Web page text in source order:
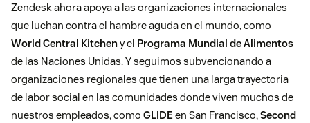
Zendesk ahora apoya a las organizaciones internacionales
que luchan contra el hambre aguda en el mundo, como
World Central Kitcheny el Programa Mundial de Alimentos
de las Naciones Unidas. Y seguimos subvencionando a
organizaciones regionales que tienen una larga trayectoria
de labor social en las comunidades donde viven muchos de
nuestros empleados, como GLIDE en San Francisco,Second